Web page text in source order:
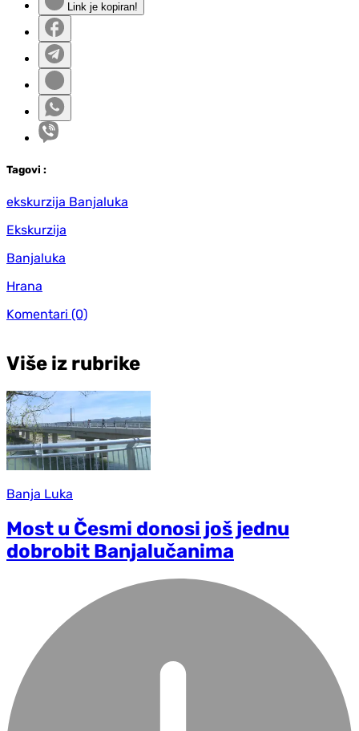
Link je kopiran!
Tagovi :
ekskurzija Banjaluka
Ekskurzija
Banjaluka
Hrana
Komentari (0)
Više iz rubrike
Banja Luka
Most u Česmi donosi još jednu
dobrobit Banjalučanima